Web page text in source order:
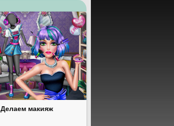
Делаем макияж